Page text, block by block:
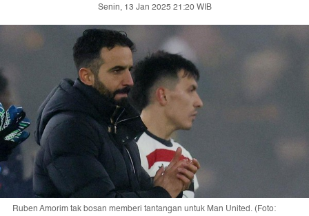
Senin, 13 Jan 2025 21:20 WIB
Ruben Amorim tak bosan memberi tantangan untuk Man United. (Foto: